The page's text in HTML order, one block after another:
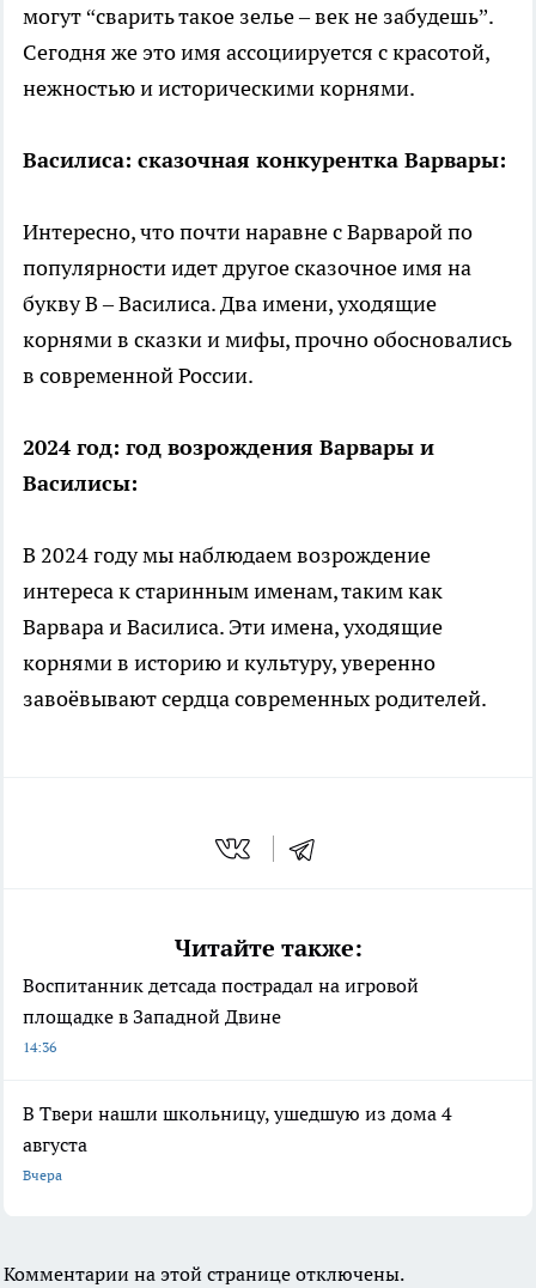
могут “сварить такое зелье – век не забудешь”.
Сегодня же это имя ассоциируется с красотой,
нежностью и историческими корнями.
Василиса: сказочная конкурентка Варвары:
Интересно, что почти наравне с Варварой по
популярности идет другое сказочное имя на
букву В – Василиса. Два имени, уходящие
корнями в сказки и мифы, прочно обосновались
в современной России.
2024 год: год возрождения Варвары и
Василисы:
В 2024 году мы наблюдаем возрождение
интереса к старинным именам, таким как
Варвара и Василиса. Эти имена, уходящие
корнями в историю и культуру, уверенно
завоёвывают сердца современных родителей.
Читайте также:
Воспитанник детсада пострадал на игровой
площадке в Западной Двине
14:36
В Твери нашли школьницу, ушедшую из дома 4
августа
Вчера
Комментарии на этой странице отключены.